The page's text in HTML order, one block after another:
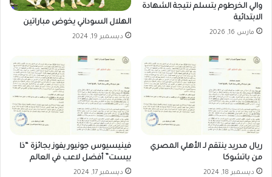
والي الخرطوم يتسلم نتيجة الشهادة
الابتدائية
مارس 16, 2026
الهلال السوداني يخوض مباراتين
ديسمبر 19, 2024
ريال مدريد ينتقم لـ الأهلي المصري
من باتشوكا
ديسمبر 18, 2024
فينيسيوس جونيور يفوز بجائزة “ذا
بيست” أفضل لاعب في العالم
ديسمبر 17, 2024